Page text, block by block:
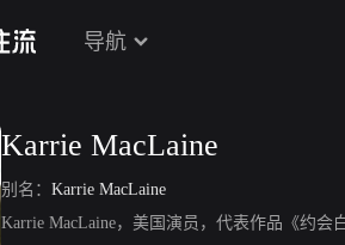
导航
Karrie MacLaine
别名： Karrie MacLaine
Karrie MacLaine，美国演员，代表作品《约